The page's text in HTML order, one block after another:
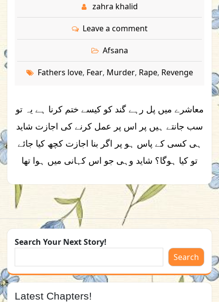
zahra khalid
Leave a comment
Afsana
Fathers love, Fear, Murder, Rape, Revenge
معاشرے میں پل رہے گند کو کیسے ختم کرنا ہے یہ تو
سب جانتے ہیں پر اس پر عمل کرنے کی اجازت شاید
ہی کسی کے پاس ہو پر اگر بنا اجازت کچھ کیا جائے
تو کیا ہوگا؟ شاید وہی جو اس کہانی میں ہوا تھا
Search Your Next Story!
Search
Latest Chapters!